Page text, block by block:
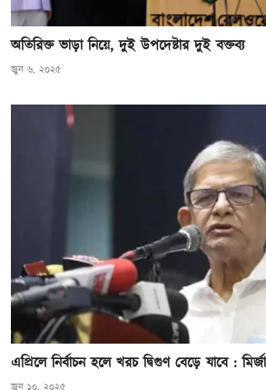
অতিরিক্ত ভাড়া নিয়ে, দুই উপদেষ্টার দুই বক্তব্য
জুন ৬, ২০২৫
এপ্রিলে নির্বাচন হলে খরচ দ্বিগুণ বেড়ে যাবে :
জুন ১০, ২০২৫